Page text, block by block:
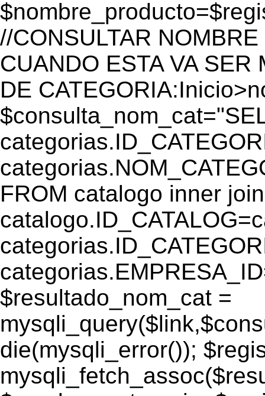
//CONSULTAR
CUANDO ESTA VA
DE
FROM catalogo inner
$resultado_nom_cat =
die(mysqli_error());